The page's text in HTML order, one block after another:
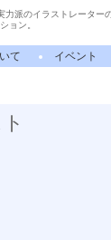
力派のイラストレーター
ョン。
て イベント